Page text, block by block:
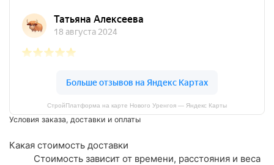
СтройПлатформа на карте Нового Уренгоя — Яндекс Карты
Условия заказа, доставки и оплаты
Какая стоимость доставки
Стоимость зависит от времени, расстояния и веса